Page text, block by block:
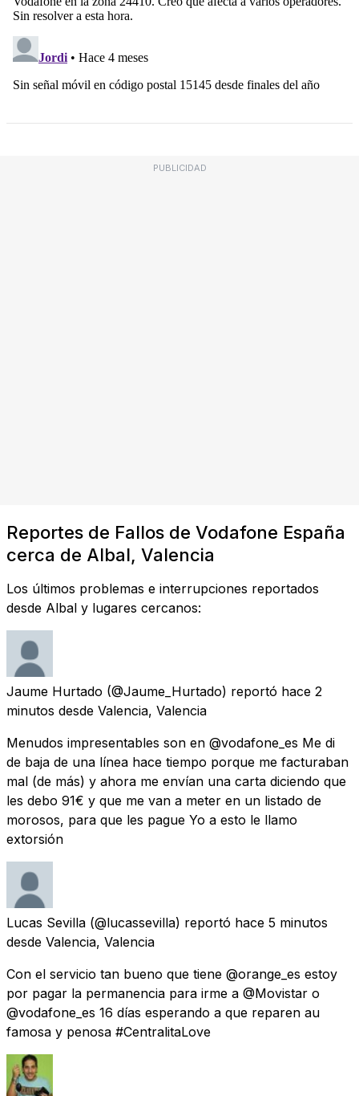
PUBLICIDAD
Reportes de Fallos de Vodafone España
cerca de Albal, Valencia
Los últimos problemas e interrupciones reportados
desde Albal y lugares cercanos:
Jaume Hurtado (@Jaume_Hurtado) reportó hace 2
minutos desde Valencia, Valencia
Menudos impresentables son en @vodafone_es Me di
de baja de una línea hace tiempo porque me facturaban
mal (de más) y ahora me envían una carta diciendo que
les debo 91€ y que me van a meter en un listado de
morosos, para que les pague Yo a esto le llamo
extorsión
Lucas Sevilla (@lucassevilla) reportó hace 5 minutos
desde Valencia, Valencia
Con el servicio tan bueno que tiene @orange_es estoy
por pagar la permanencia para irme a @Movistar o
@vodafone_es 16 días esperando a que reparen au
famosa y penosa #CentralitaLove